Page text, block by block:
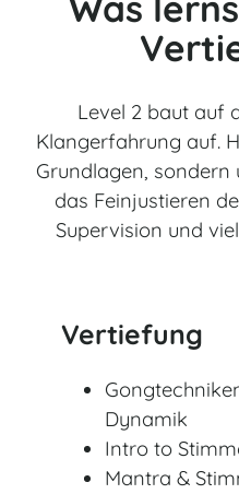
Level 2 baut auf
Klangerfahrung auf.
Grundlagen, sondern
das Feinjustieren
Supervision und
Vertiefung
Dynamik
Intro to
Mantra &